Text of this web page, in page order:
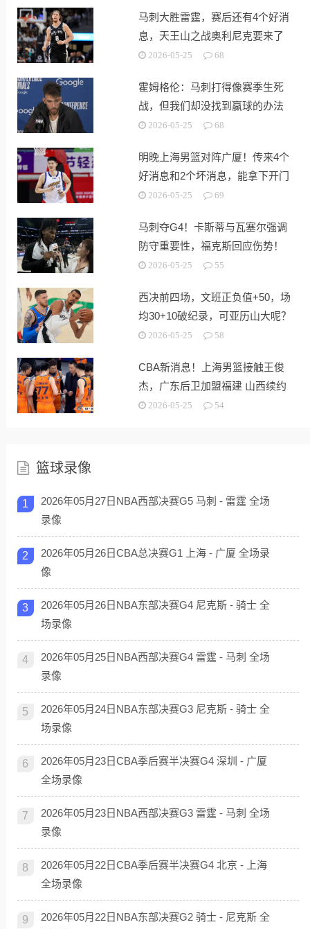
马刺大胜雷霆，赛后还有4个好消
息，天王山之战奥利尼克要来了
2026-05-25 68
霍姆格伦：马刺打得像赛季生死
战，但我们却没找到赢球的办法
2026-05-25 68
明晚上海男篮对阵广厦！传来4个
好消息和2个坏消息，能拿下开门
红2026-05-25 69
马刺夺G4！卡斯蒂与瓦塞尔强调
防守重要性，福克斯回应伤势！
2026-05-25 55
西决前四场，文班正负值+50，场
均30+10破纪录，可亚历山大呢？
2026-05-25 58
CBA新消息！上海男篮接触王俊
杰，广东后卫加盟福建 山西续约
潘江
2026-05-25 54
篮球录像
1
2026年05月27日NBA西部决赛G5 马刺 - 雷霆 全场
录像
2
2026年05月26日CBA总决赛G1 上海 - 广厦 全场录
像
3
2026年05月26日NBA东部决赛G4 尼克斯 - 骑士 全
场录像
4
2026年05月25日NBA西部决赛G4 雷霆 - 马刺 全场
录像
5
2026年05月24日NBA东部决赛G3 尼克斯 - 骑士 全
场录像
6
2026年05月23日CBA季后赛半决赛G4 深圳 - 广厦
全场录像
7
2026年05月23日NBA西部决赛G3 雷霆 - 马刺 全场
录像
8
2026年05月22日CBA季后赛半决赛G4 北京 - 上海
全场录像
9
2026年05月22日NBA东部决赛G2 骑士 - 尼克斯 全